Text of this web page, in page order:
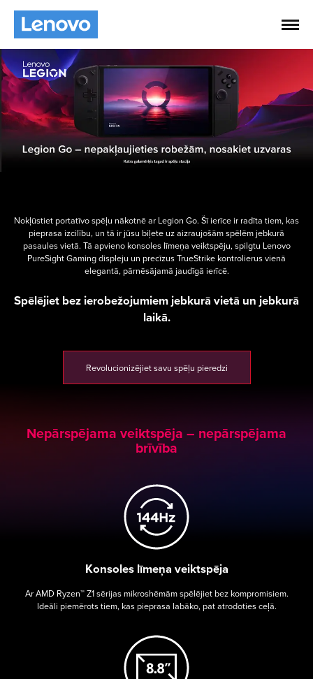
Nokļūstiet portatīvo spēļu nākotnē ar Legion Go. Šī ierīce ir radīta tiem, kas
pieprasa izcilību, un tā ir jūsu biļete uz aizraujošām spēlēm jebkurā
pasaules vietā. Tā apvieno konsoles līmeņa veiktspēju, spilgtu Lenovo
PureSight Gaming displeju un precīzus TrueStrike kontrolierus vienā
elegantā, pārnēsājamā jaudīgā ierīcē.
Spēlējiet bez ierobežojumiem jebkurā vietā un jebkurā
laikā.
Revolucionizējiet savu spēļu pieredzi
Nepārspējama veiktspēja – nepārspējama
brīvība
Konsoles līmeņa veiktspēja
Ar AMD Ryzen™ Z1 sērijas mikroshēmām spēlējiet bez kompromisiem.
Ideāli piemērots tiem, kas pieprasa labāko, pat atrodoties ceļā.